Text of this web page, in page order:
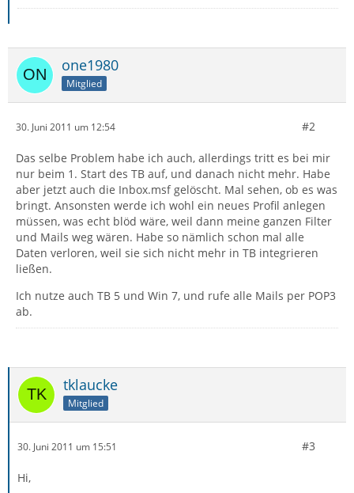
one1980
Mitglied
30. Juni 2011 um 12:54 #2
Das selbe Problem habe ich auch, allerdings tritt es bei mir
nur beim 1. Start des TB auf, und danach nicht mehr. Habe
aber jetzt auch die Inbox.msf gelöscht. Mal sehen, ob es was
bringt. Ansonsten werde ich wohl ein neues Profil anlegen
müssen, was echt blöd wäre, weil dann meine ganzen Filter
und Mails weg wären. Habe so nämlich schon mal alle
Daten verloren, weil sie sich nicht mehr in TB integrieren
ließen.
Ich nutze auch TB 5 und Win 7, und rufe alle Mails per POP3
ab.
tklaucke
Mitglied
30. Juni 2011 um 15:51 #3
Hi,